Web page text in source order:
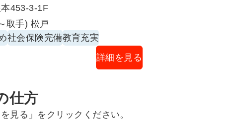
453-3-1F
取手) 松戸
社会保険完備教育充実
詳細を見る
仕方
見る」をクリックください。